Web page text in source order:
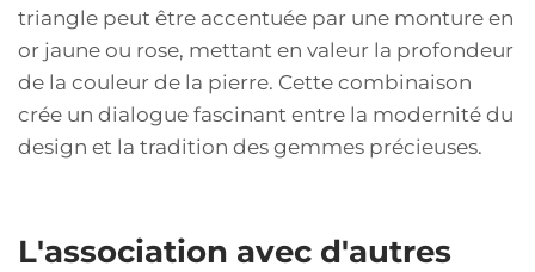
triangle peut être accentuée par une monture en
or jaune ou rose, mettant en valeur la profondeur
de la couleur de la pierre. Cette combinaison
crée un dialogue fascinant entre la modernité du
design et la tradition des gemmes précieuses.
L'association avec d'autres